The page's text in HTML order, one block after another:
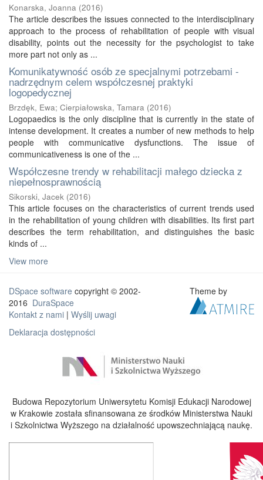
Konarska, Joanna (2016)
The article describes the issues connected to the interdisciplinary
approach to the process of rehabilitation of people with visual
disability, points out the necessity for the psychologist to take
more part not only as ...
Komunikatywność osób ze specjalnymi potrzebami -
nadrzędnym celem współczesnej praktyki
logopedycznej
Brzdęk, Ewa; Cierpiałowska, Tamara (2016)
Logopaedics is the only discipline that is currently in the state of
intense development. It creates a number of new methods to help
people with communicative dysfunctions. The issue of
communicativeness is one of the ...
Współczesne trendy w rehabilitacji małego dziecka z
niepełnosprawnością
Sikorski, Jacek (2016)
This article focuses on the characteristics of current trends used
in the rehabilitation of young children with disabilities. Its first part
describes the term rehabilitation, and distinguishes the basic
kinds of ...
View more
DSpace software copyright © 2002-
2016 DuraSpace
Kontakt z nami | Wyślij uwagi
Deklaracja dostępności
Theme by
Budowa Repozytorium Uniwersytetu Komisji Edukacji Narodowej
w Krakowie została sfinansowana ze środków Ministerstwa Nauki
i Szkolnictwa Wyższego na działalność upowszechniającą naukę.